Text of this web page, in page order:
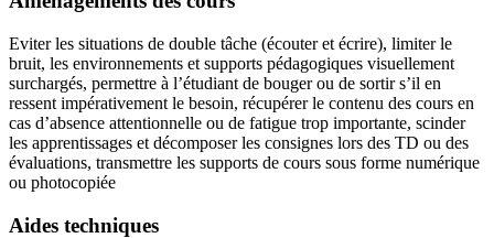
Eviter les situations de double tâche (écouter et écrire), limiter le
bruit, les environnements et supports pédagogiques visuellement
surchargés, permettre à l’étudiant de bouger ou de sortir s’il en
ressent impérativement le besoin, récupérer le contenu des cours en
cas d’absence attentionnelle ou de fatigue trop importante, scinder
les apprentissages et décomposer les consignes lors des TD ou des
évaluations, transmettre les supports de cours sous forme numérique
ou photocopiée
Aides techniques